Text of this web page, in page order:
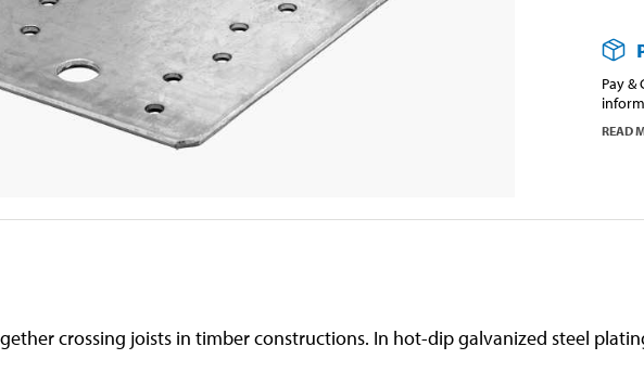
Pay
READ
crossing joists in timber constructions. In hot-dip galvanized steel